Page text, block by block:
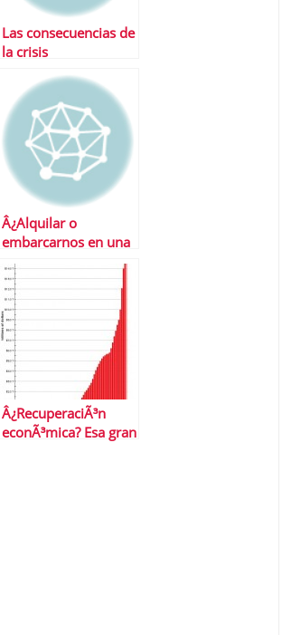
Las consecuencias de
la crisis
Â¿Alquilar o
embarcarnos en una
hipoteca?
Â¿RecuperaciÃ³n
econÃ³mica? Esa gran